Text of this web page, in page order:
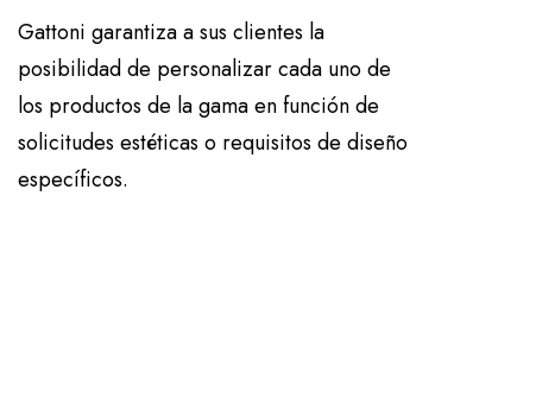
Gattoni garantiza a sus clientes la
posibilidad de personalizar cada uno de
los productos de la gama en función de
solicitudes estéticas o requisitos de diseño
específicos.